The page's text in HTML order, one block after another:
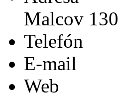
Malcov 130
Telefón
E-mail
Web